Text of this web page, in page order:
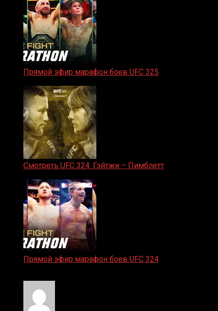
Прямой эфир марафон боев UFC 325
Смотреть UFC 324: Гэйтжи – Пимблетт
Прямой эфир марафон боев UFC 324